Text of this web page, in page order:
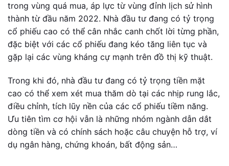
trong vùng quá mua, áp lực từ vùng đỉnh lịch sử hình
thành từ đầu năm 2022. Nhà đầu tư đang có tỷ trọng
cổ phiếu cao có thể cân nhắc canh chốt lời từng phần,
đặc biệt với các cổ phiếu đang kéo tăng liên tục và
gặp lại các vùng kháng cự mạnh trên đồ thị kỹ thuật.
Trong khi đó, nhà đầu tư đang có tỷ trọng tiền mặt
cao có thể xem xét mua thăm dò tại các nhịp rung lắc,
điều chỉnh, tích lũy nền của các cổ phiếu tiềm năng.
Ưu tiên tìm cơ hội vẫn là những nhóm ngành dẫn dắt
dòng tiền và có chính sách hoặc câu chuyện hỗ trợ, ví
dụ ngân hàng, chứng khoán, bất động sản…